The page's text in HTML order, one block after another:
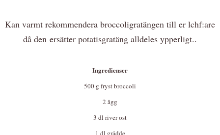
Kan varmt rekommendera broccoligratängen till er lchf:are
då den ersätter potatisgratäng alldeles ypperligt..
Ingredienser
500 g fryst broccoli
2 ägg
3 dl river ost
1 dl grädde